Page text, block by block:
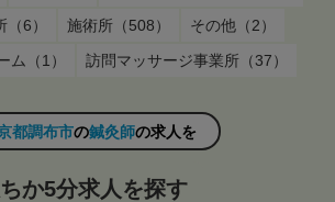
6）
施術所（508）
その他（2）
ム（1）
訪問マッサージ事業所（37）
都調布市の鍼灸師の求人を
か5分求人を探す